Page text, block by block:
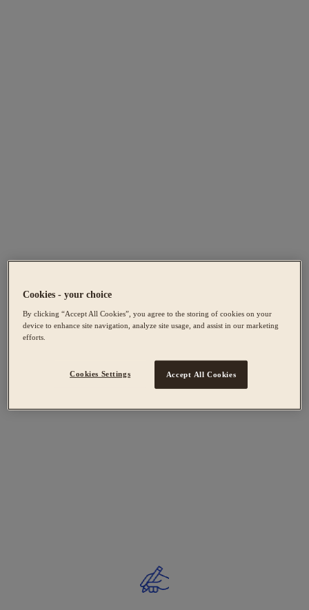
Cookies - your choice
By clicking “Accept All Cookies”, you agree to the storing of cookies on your
device to enhance site navigation, analyze site usage, and assist in our marketing
efforts.
Cookies Settings Accept All Cookies